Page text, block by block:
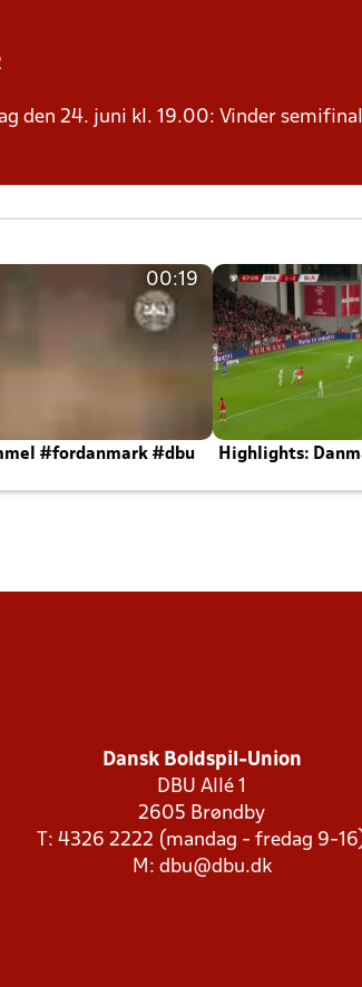
den 24. juni kl. 19.00: Vinder
00:19
#fordanmark #dbu
Highlights:
Dansk Boldspil-Union
DBU Allé 1
2605 Brøndby
T: 4326 2222 (mandag - fredag 9-
M: dbu@dbu.dk